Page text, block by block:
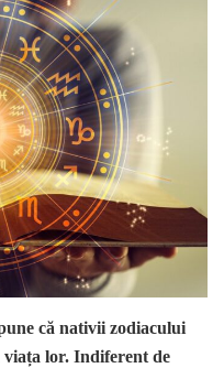
că nativii zodiacului
viața lor. Indiferent de